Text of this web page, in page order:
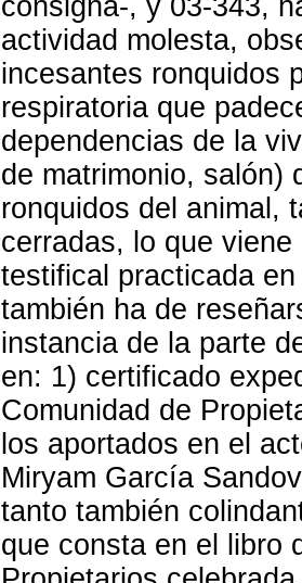
actividad molesta,
incesantes ronquidos
respiratoria que
dependencias de la
de matrimonio, salón)
ronquidos del animal,
cerradas, lo que
testifical practicada
también ha de
instancia de la parte
en: 1) certificado
Comunidad de
los aportados en el
Miryam García
tanto también
que consta en el libro